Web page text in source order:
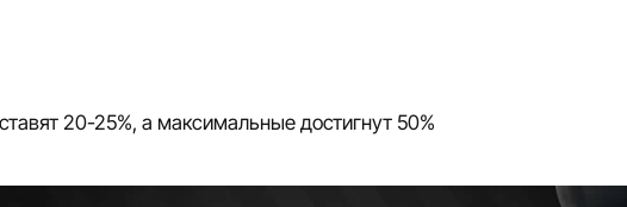
20-25%, а максимальные достигнут 50%